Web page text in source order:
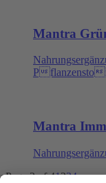
Mantra
Pflanzensto
Mantra
Page 2 of 41234